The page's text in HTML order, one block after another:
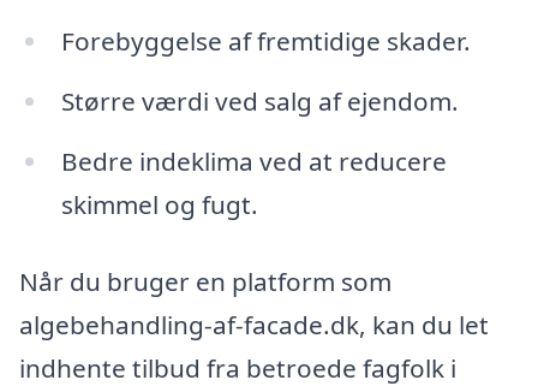
Forebyggelse af fremtidige skader.
Større værdi ved salg af ejendom.
Bedre indeklima ved at reducere
skimmel og fugt.
Når du bruger en platform som
algebehandling-af-facade.dk, kan du let
indhente tilbud fra betroede fagfolk i